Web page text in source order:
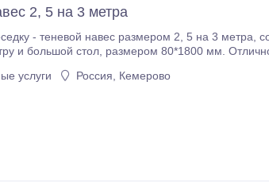
2, 5 на 3 метра
размером 2, 5 на 3 метра, собственного производства для дачи, дома.
место для сбора дружных, больших
услуги Россия, Кемерово